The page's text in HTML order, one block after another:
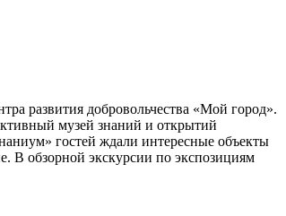
развития добровольчества «Мой город».
музей знаний и открытий
гостей ждали интересные объекты
В обзорной экскурсии по экспозициям